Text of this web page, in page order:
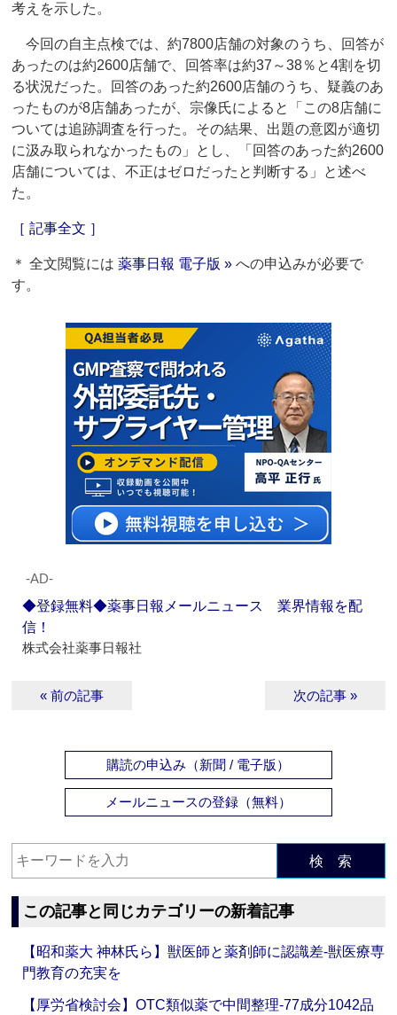
考えを示した。
今回の自主点検では、約7800店舗の対象のうち、回答が
あったのは約2600店舗で、回答率は約37～38％と4割を切
る状況だった。回答のあった約2600店舗のうち、疑義のあ
ったものが8店舗あったが、宗像氏によると「この8店舗に
ついては追跡調査を行った。その結果、出題の意図が適切
に汲み取られなかったもの」とし、「回答のあった約2600
店舗については、不正はゼロだったと判断する」と述べ
た。
［ 記事全文 ］
＊ 全文閲覧には薬事日報 電子版 » への申込みが必要で
す。
‐AD‐
◆登録無料◆薬事日報メールニュース 業界情報を配
信！
株式会社薬事日報社
« 前の記事 次の記事 »
購読の申込み（新聞 / 電子版）
メールニュースの登録（無料）
検 索
この記事と同じカテゴリーの新着記事
【昭和薬大 神林氏ら】獣医師と薬剤師に認識差‐獣医療専
門教育の充実を
【厚労省検討会】OTC類似薬で中間整理‐77成分1042品